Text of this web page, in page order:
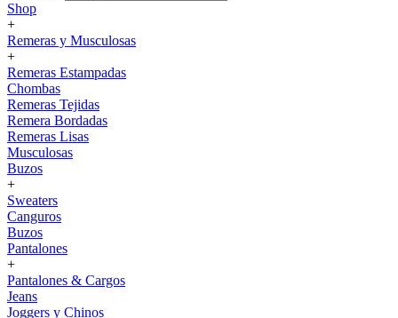
Shop
+
Remeras y Musculosas
+
Remeras Estampadas
Chombas
Remeras Tejidas
Remera Bordadas
Remeras Lisas
Musculosas
Buzos
+
Sweaters
Canguros
Buzos
Pantalones
+
Pantalones & Cargos
Jeans
Joggers y Chinos